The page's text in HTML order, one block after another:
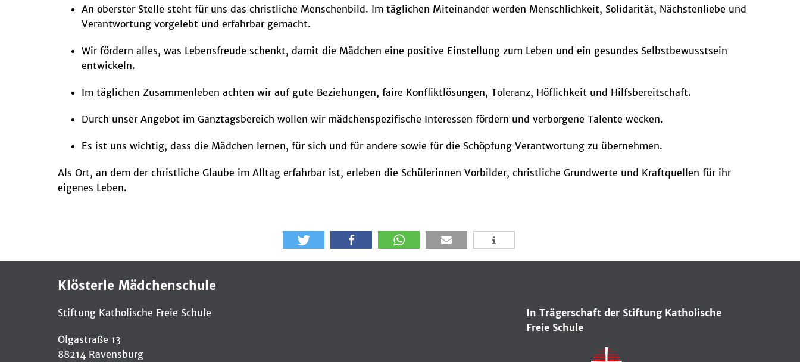
An oberster Stelle steht für uns das christliche Menschenbild. Im täglichen Miteinander werden Menschlichkeit, Solidarität, Nächstenliebe und
Verantwortung vorgelebt und erfahrbar gemacht.
Wir fördern alles, was Lebensfreude schenkt, damit die Mädchen eine positive Einstellung zum Leben und ein gesundes Selbstbewusstsein
entwickeln.
Im täglichen Zusammenleben achten wir auf gute Beziehungen, faire Konfliktlösungen, Toleranz, Höflichkeit und Hilfsbereitschaft.
Durch unser Angebot im Ganztagsbereich wollen wir mädchenspezifische Interessen fördern und verborgene Talente wecken.
Es ist uns wichtig, dass die Mädchen lernen, für sich und für andere sowie für die Schöpfung Verantwortung zu übernehmen.
Als Ort, an dem der christliche Glaube im Alltag erfahrbar ist, erleben die Schülerinnen Vorbilder, christliche Grundwerte und Kraftquellen für ihr
eigenes Leben.
Klösterle Mädchenschule
Stiftung Katholische Freie Schule
Olgastraße 13
88214 Ravensburg
In Trägerschaft der Stiftung Katholische
Freie Schule